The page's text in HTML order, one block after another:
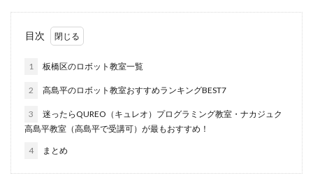
目次
1 板橋区のロボット教室一覧
2 高島平のロボット教室おすすめランキングBEST7
3
迷ったらQUREO（キュレオ）プログラミング教室・ナカジュク
高島平教室（高島平で受講可）が最もおすすめ！
4 まとめ